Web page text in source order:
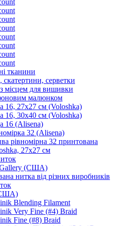
тканини
серветки
місцем для вишивки
малюнком
16, 27х27 см (Voloshka)
16, 30х40 см (Voloshka)
16 (Alisena)
32 (Alisena)
рівномірна 32 принтована
27х27 см
(США)
нитка від різних виробників
Blending Filament
Very Fine (#4) Braid
Fine (#8) Braid